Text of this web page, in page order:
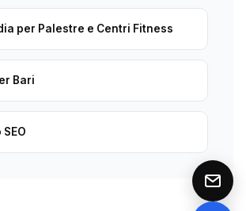
per Palestre e Centri Fitness
Bari